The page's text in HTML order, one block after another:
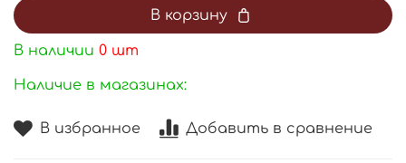
В избранное Добавить в сравнение
В корзину
В наличии 0 шт
Наличие в магазинах: